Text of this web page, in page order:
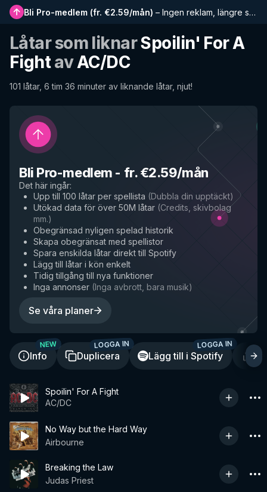
Bli Pro-medlem (fr. €2.59/mån) – Ingen reklam, längre spellistor, komplett historik och tidig tillgång till nya funktioner
Låtar som liknarSpoilin' For A
FightavAC/DC
101 låtar, 6 tim 36 minuter av liknande låtar, njut!
Bli Pro-medlem - fr. €2.59/mån
Det här ingår:
Upp till 100 låtar per spellista (Dubbla din upptäckt)
Utökad data för över 50M låtar (Credits, skivbolag
mm.)
Obegränsad nyligen spelad historik
Skapa obegränsat med spellistor
Spara enskilda låtar direkt till Spotify
Lägg till låtar i kön enkelt
Tidig tillgång till nya funktioner
Inga annonser (Inga avbrott, bara musik)
Se våra planer
Info
NEW
Duplicera
LOGGA IN
Lägg till i Spotify
LOGGA IN
Spoilin' For A Fight
AC/DC
No Way but the Hard Way
Airbourne
Breaking the Law
Judas Priest